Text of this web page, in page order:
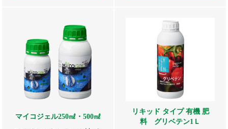
マイコジェル250㎖・500㎖
リキッド タイプ 有機 肥
料 グリベテン1Ｌ